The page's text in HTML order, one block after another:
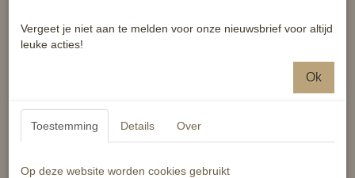
Reacties
Ook interessant
Vergeet je niet aan te melden voor onze nieuwsbrief voor altijd
leuke acties!
Ok
Toestemming Details Over
Op deze website worden cookies gebruikt